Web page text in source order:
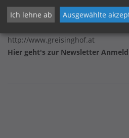
Telefax: 07263/86011-3
http://www.greisinghof.at
Hier geht's zur Newsletter
Ich lehne ab Ausgewählte